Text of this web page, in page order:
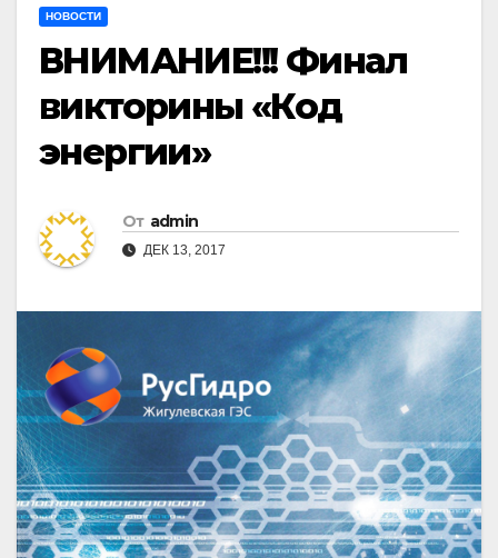
НОВОСТИ
ВНИМАНИЕ!!! Финал
викторины «Код
энергии»
От admin
ДЕК 13, 2017